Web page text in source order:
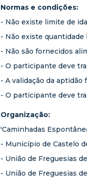
Normas e condições:
- Não existe limite de
- Não existe
- Não são fornecidos
- O participante deve
- A validação da
- O participante deve
Organização:
'Caminhadas
- Município de Castelo
- União de Freguesias
- União de Freguesias